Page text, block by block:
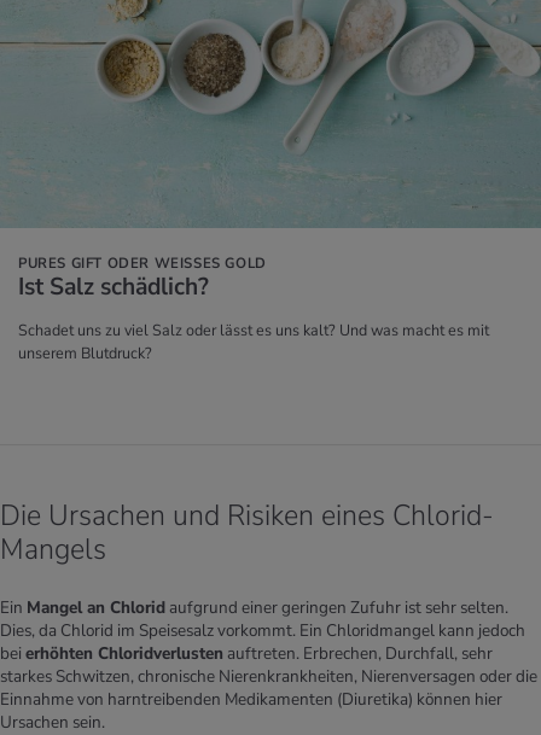
PURES GIFT ODER WEISSES GOLD
Ist Salz schäd­lich?
Schadet uns zu viel Salz oder lässt es uns kalt? Und was macht es mit
unserem Blutdruck?
Die Ursachen und Risiken eines Chlorid-
Mangels
Ein Mangel an Chlorid aufgrund einer geringen Zufuhr ist sehr selten.
Dies, da Chlorid im Speisesalz vorkommt. Ein Chloridmangel kann jedoch
bei erhöhten Chloridverlusten auftreten. Erbrechen, Durchfall, sehr
starkes Schwitzen, chronische Nierenkrankheiten, Nierenversagen oder die
Einnahme von harntreibenden Medikamenten (Diuretika) können hier
Ursachen sein.